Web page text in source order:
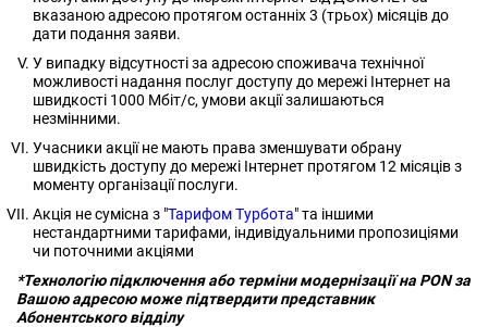
вказаною адресою протягом останніх 3 (трьох) місяців до
дати подання заяви.
У випадку відсутності за адресою споживача технічної
можливості надання послуг доступу до мережі Інтернет на
швидкості 1000 Мбіт/с, умови акції залишаються
незмінними.
Учасники акції не мають права зменшувати обрану
швидкість доступу до мережі Інтернет протягом 12 місяців з
моменту організації послуги.
Акція не сумісна з "Тарифом Турбота" та іншими
нестандартними тарифами, індивідуальними пропозиціями
чи поточними акціями
*Технологію підключення або терміни модернізації на PON за
Вашою адресою може підтвердити представник
Абонентського відділу